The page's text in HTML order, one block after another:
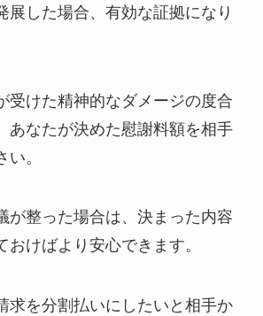
展した場合、有効な証拠になり
受けた精神的なダメージの度合
あなたが決めた慰謝料額を相手
。
が整った場合は、決まった内容
おけばより安心できます。
求を分割払いにしたいと相手か